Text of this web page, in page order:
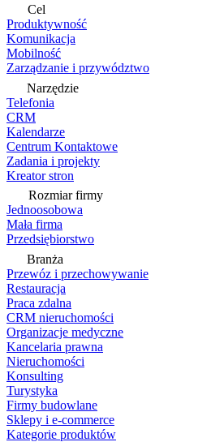
Cel
Produktywność
Komunikacja
Mobilność
Zarządzanie i przywództwo
Narzędzie
Telefonia
CRM
Kalendarze
Centrum Kontaktowe
Zadania i projekty
Kreator stron
Rozmiar firmy
Jednoosobowa
Mała firma
Przedsiębiorstwo
Branża
Przewóz i przechowywanie
Restauracja
Praca zdalna
CRM nieruchomości
Organizacje medyczne
Kancelaria prawna
Nieruchomości
Konsulting
Turystyka
Firmy budowlane
Sklepy i e-commerce
Kategorie produktów